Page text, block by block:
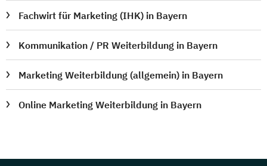
Fachwirt für Marketing (IHK) in Bayern
Kommunikation / PR Weiterbildung in Bayern
Marketing Weiterbildung (allgemein) in Bayern
Online Marketing Weiterbildung in Bayern